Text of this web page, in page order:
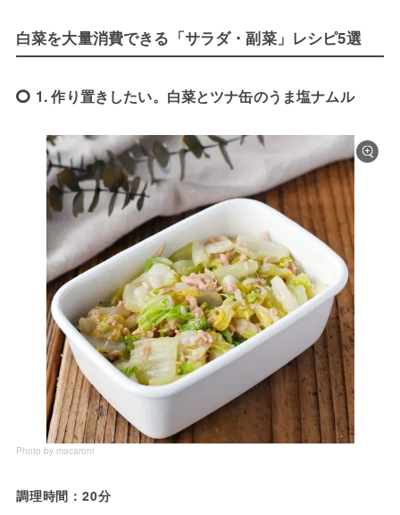
白菜を大量消費できる「サラダ・副菜」レシピ5選
1. 作り置きしたい。白菜とツナ缶のうま塩ナムル
Photo by macaroni
調理時間：20分